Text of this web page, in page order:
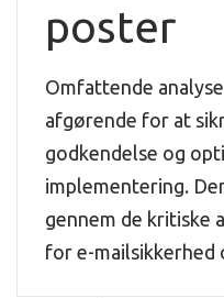
poster
Omfattende
afgørende for at
godkendelse og
implementering.
gennem de kritiske
for e-mailsikkerhed